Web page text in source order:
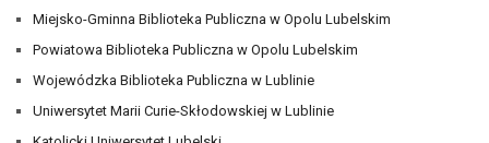
Miejsko-Gminna Biblioteka Publiczna w Opolu Lubelskim
Powiatowa Biblioteka Publiczna w Opolu Lubelskim
Wojewódzka Biblioteka Publiczna w Lublinie
Uniwersytet Marii Curie-Skłodowskiej w Lublinie